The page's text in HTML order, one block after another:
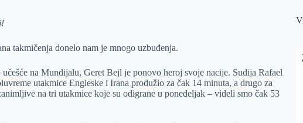
takmičenja donelo nam je mnogo uzbuđenja.
na Mundijalu, Geret Bejl je ponovo heroj svoje nacije. Sudija Rafael
utakmice Engleske i Irana produžio za čak 14 minuta, a drugo za
na tri utakmice koje su odigrane u ponedeljak – videli smo čak 53